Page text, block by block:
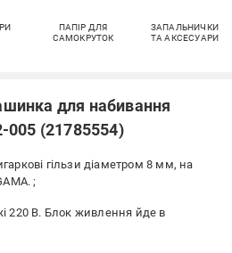
ПАПІР ДЛЯ
САМОКРУТОК
ЗАПАЛЬНИЧКИ
ТА АКСЕСУАРИ
для набивання
005 (21785554)
гільзи діаметром 8 мм, на
;
220 В. Блок живлення йде в